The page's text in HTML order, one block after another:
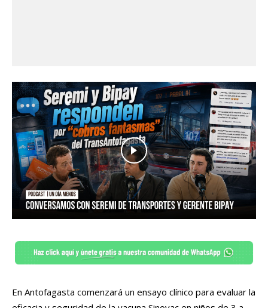
En Antofagasta comenzará un ensayo clínico para evaluar la